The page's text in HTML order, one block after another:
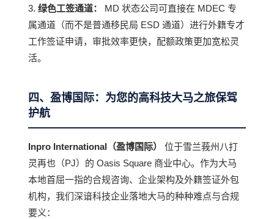
3.绿色工签通道：
MD 状态公司可直接在 MDEC 专
属通道（而不是普通移民局 ESD 通道）进行外籍专才
工作签证申请，审批效率更快，配额政策更加宽松灵
活。
四、盈博国际：为您的高科技大马之旅保驾
护航
Inpro International（盈博国际）
位于雪兰莪州八打
灵再也（PJ）的 Oasis Square 商业中心。作为大马
本地首屈一指的合规咨询、企业架构及外籍签证外包
机构，我们深谙科技企业落地大马的种种难点与合规
要义：